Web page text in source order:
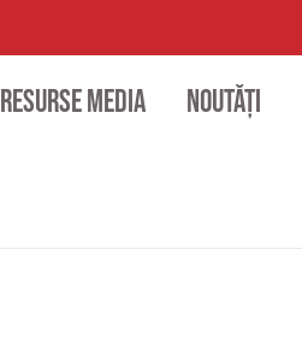
Resurse media Noutăți